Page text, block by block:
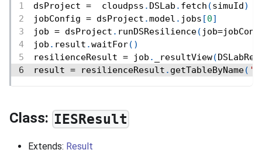
dsProject =
  cloudpss
. DSLab . fetch (simuId )
jobConfig = dsProject .model . jobs [0]
job = dsProject . runDSResilience( job=
job . result .waitFor( )
resilienceResult = job . _resultView(
result = resilienceResult . getTableByName( '
Class: IESResult
Extends: Result